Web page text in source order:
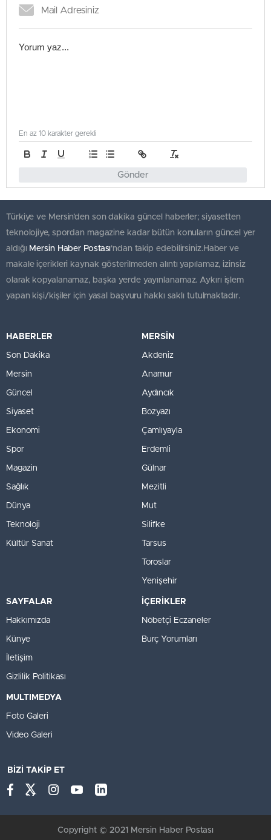
Gönder
En az 10 karakter gerekli
Türkiye ve Mersin’den son dakika güncel haberler; siyasetten
teknolojiye, spordan magazine kadar bütün konuların güncel yer
aldığı Mersin Haber Postası'ndan takip edebilirsiniz.Haber ve
makale içerikleri kaynak gösterilmeden alıntı yapılamaz, izinsiz
olarak kopyalanamaz, başka yerde yayınlanamaz. Aykırı işlem
yapan kişi/kişiler için yasal başvuru hakkı saklı tutulmaktadır.
HABERLER
Son Dakika
Mersin
Güncel
Siyaset
Ekonomi
Spor
Magazin
Sağlık
Dünya
Teknoloji
Kültür Sanat
MERSİN
Akdeniz
Anamur
Aydıncık
Bozyazı
Çamlıyayla
Erdemli
Gülnar
Mezitli
Mut
Silifke
Tarsus
Toroslar
Yenişehir
SAYFALAR
Hakkımızda
Künye
İletişim
Gizlilik Politikası
İÇERİKLER
Nöbetçi Eczaneler
Burç Yorumları
MULTIMEDYA
Foto Galeri
Video Galeri
BİZİ TAKİP ET
Copyright © 2021 Mersin Haber Postası